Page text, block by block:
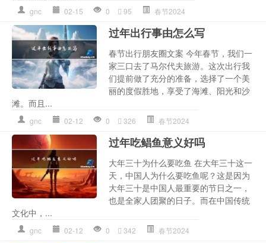
gnc 02-15 0 95 春节2024
过年出行事由怎么写
春节出行朋友圈文案 今年春节，我们一
家三口去了马尔代夫旅游。这次出行我
们提前做了充分的准备，选择了一个美
丽的度假胜地，享受了海滩、阳光和沙
滩。而且...
gnc 02-12 0 326 春节2024
过年吃鲳鱼意义好吗
大年三十为什么要吃鱼 在大年三十这一
天，中国人为什么要吃鱼呢？这是因为
大年三十是中国人最重要的节日之一，
也是全家人团聚的日子。而在中国传统
文化中，...
gnc 02-12 0 342 春节2024